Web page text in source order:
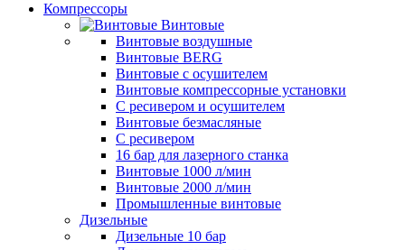
Компрессоры
Винтовые
Винтовые воздушные
Винтовые BERG
Винтовые с осушителем
Винтовые компрессорные установки
C ресивером и осушителем
Винтовые безмасляные
C ресивером
16 бар для лазерного станка
Винтовые 1000 л/мин
Винтовые 2000 л/мин
Промышленные винтовые
Дизельные
Дизельные 10 бар